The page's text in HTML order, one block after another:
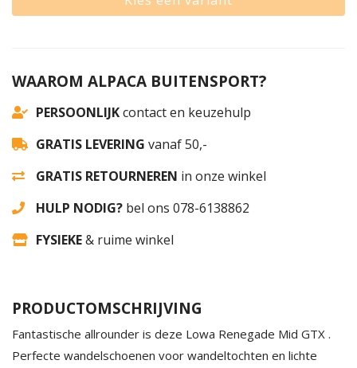
WAAROM ALPACA BUITENSPORT?
PERSOONLIJKcontact en keuzehulp
GRATIS LEVERING vanaf 50,-
GRATIS RETOURNEREN in onze winkel
HULP NODIG? bel ons 078-6138862
FYSIEKE& ruime winkel
PRODUCTOMSCHRIJVING
Fantastische allrounder is deze Lowa Renegade Mid GTX .
Perfecte wandelschoenen voor wandeltochten en lichte